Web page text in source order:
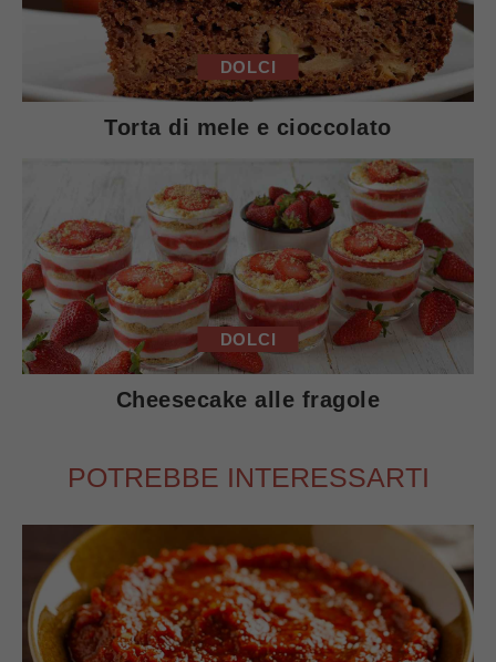
DOLCI
Torta di mele e cioccolato
DOLCI
Cheesecake alle fragole
POTREBBE INTERESSARTI